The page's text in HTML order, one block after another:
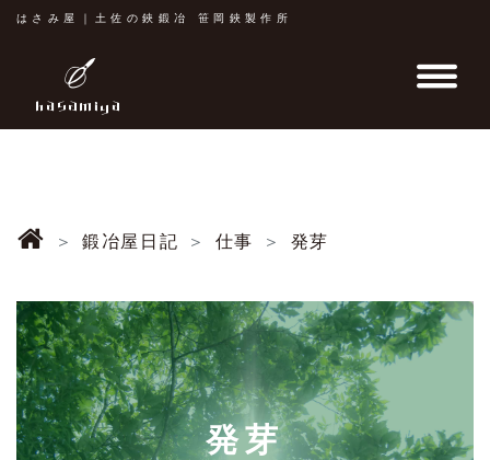
はさみ屋｜土佐の鋏鍛冶 笹岡鋏製作所
鍛冶屋日記 仕事 発芽
発芽